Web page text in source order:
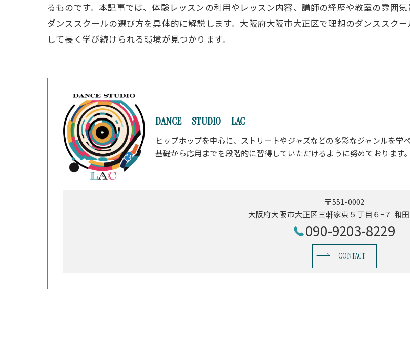
るものです。本記事では、体験レッスンの利用やレッスン内容、講師の経歴や教室の雰囲
ダンススクールの選び方を具体的に解説します。大阪府大阪市大正区で理想のダンススク
して長く学び続けられる環境が見つかります。
DANCE STUDIO LAC
ヒップホップを中心に、ストリートやジャズなどの多彩なジャンルを学
基礎から応用までを段階的に習得していただけるように努めております。
〒551-0002
大阪府大阪市大正区三軒家東５丁目６−７ 和
090-9203-8229
CONTACT